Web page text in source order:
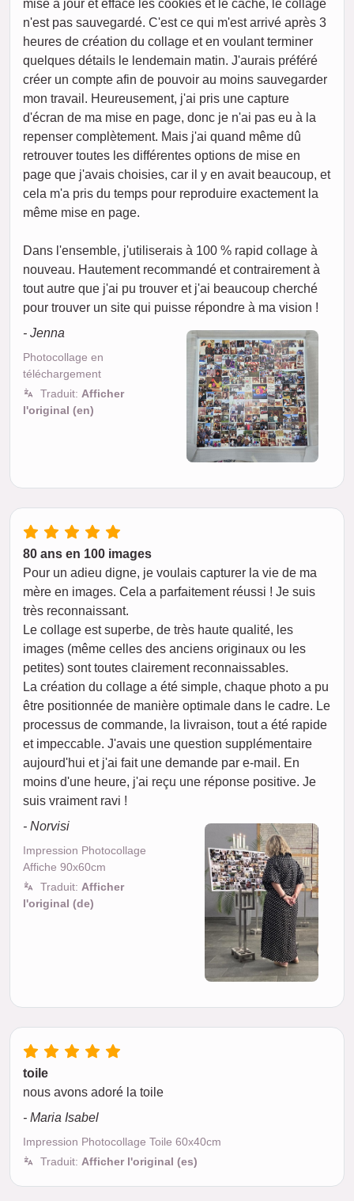
mise à jour et efface les cookies et le cache, le collage
n'est pas sauvegardé. C'est ce qui m'est arrivé après 3
heures de création du collage et en voulant terminer
quelques détails le lendemain matin. J'aurais préféré
créer un compte afin de pouvoir au moins sauvegarder
mon travail. Heureusement, j'ai pris une capture
d'écran de ma mise en page, donc je n'ai pas eu à la
repenser complètement. Mais j'ai quand même dû
retrouver toutes les différentes options de mise en
page que j'avais choisies, car il y en avait beaucoup, et
cela m'a pris du temps pour reproduire exactement la
même mise en page.
Dans l'ensemble, j'utiliserais à 100 % rapid collage à
nouveau. Hautement recommandé et contrairement à
tout autre que j'ai pu trouver et j'ai beaucoup cherché
pour trouver un site qui puisse répondre à ma vision !
- Jenna
Photocollage en
téléchargement
Traduit: Afficher
l'original (en)
80 ans en 100 images
Pour un adieu digne, je voulais capturer la vie de ma
mère en images. Cela a parfaitement réussi ! Je suis
très reconnaissant.
Le collage est superbe, de très haute qualité, les
images (même celles des anciens originaux ou les
petites) sont toutes clairement reconnaissables.
La création du collage a été simple, chaque photo a pu
être positionnée de manière optimale dans le cadre. Le
processus de commande, la livraison, tout a été rapide
et impeccable. J'avais une question supplémentaire
aujourd'hui et j'ai fait une demande par e-mail. En
moins d'une heure, j'ai reçu une réponse positive. Je
suis vraiment ravi !
- Norvisi
Impression Photocollage
Affiche 90x60cm
Traduit: Afficher
l'original (de)
toile
nous avons adoré la toile
- Maria Isabel
Impression Photocollage Toile 60x40cm
Traduit: Afficher l'original (es)